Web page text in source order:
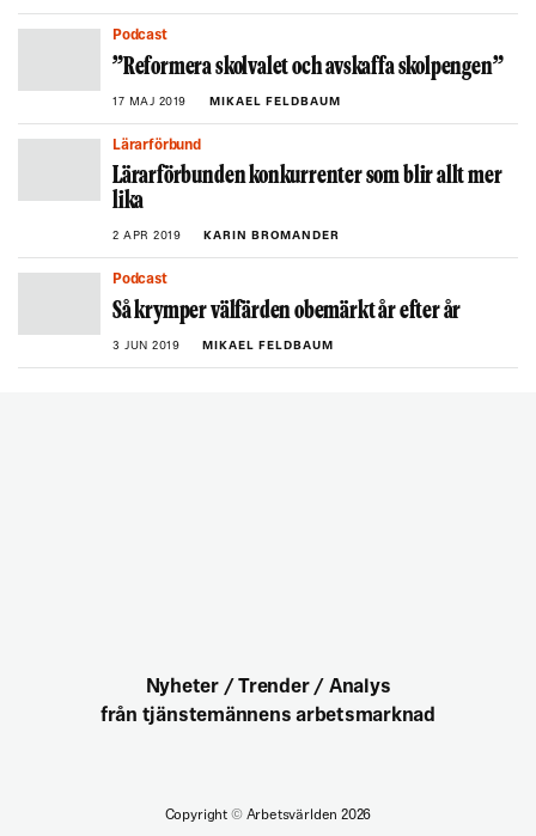
Podcast
”Reformera skolvalet och avskaffa skolpengen”
17 MAJ 2019 MIKAEL FELDBAUM
Lärarförbund
Lärarförbunden konkurrenter som blir allt mer
lika
2 APR 2019 KARIN BROMANDER
Podcast
Så krymper välfärden obemärkt år efter år
3 JUN 2019 MIKAEL FELDBAUM
Nyheter / Trender / Analys
från tjänstemännens arbetsmarknad
Copyright ©Arbetsvärlden 2026